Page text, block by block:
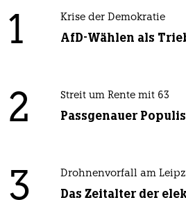
1 Krise der Demokratie
AfD-Wählen als
2 Streit um Rente mit 63
Passgenauer
3 Drohnenvorfall am
Das Zeitalter der